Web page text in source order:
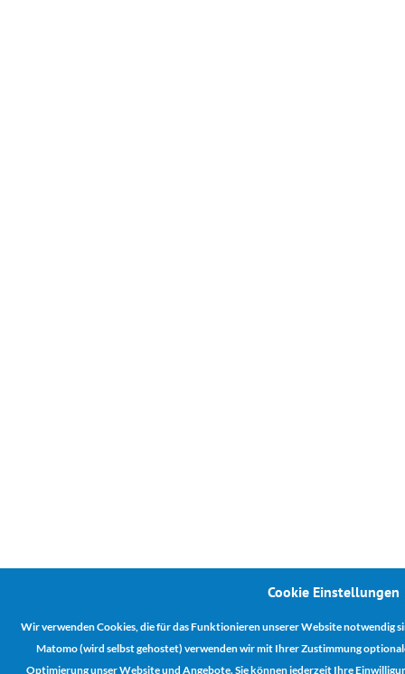
Cookie Einstellungen
Wir verwenden Cookies, die für das Funktionieren unserer Website notwendig
Matomo (wird selbst gehostet) verwenden wir mit Ihrer Zustimmung
Optimierung unser Website und Angebote. Sie können jederzeit Ihre